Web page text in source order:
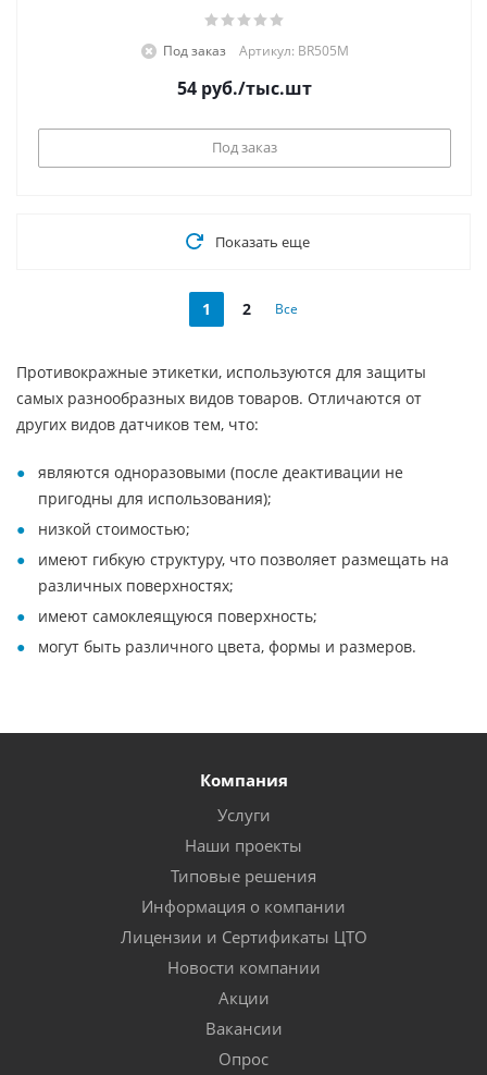
Под заказ Артикул: BR505M
54 руб./тыс.шт
Под заказ
Показать еще
1 2 Все
Противокражные этикетки, используются для защиты
самых разнообразных видов товаров. Отличаются от
других видов датчиков тем, что:
являются одноразовыми (после деактивации не
пригодны для использования);
низкой стоимостью;
имеют гибкую структуру, что позволяет размещать на
различных поверхностях;
имеют самоклеящуюся поверхность;
могут быть различного цвета, формы и размеров.
Компания
Услуги
Наши проекты
Типовые решения
Информация о компании
Лицензии и Сертификаты ЦТО
Новости компании
Акции
Вакансии
Опрос